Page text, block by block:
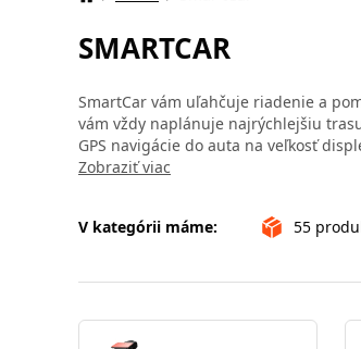
nachádzate:
SMARTCAR
SmartCar vám uľahčuje riadenie a
vám vždy naplánuje najrýchlejšiu
GPS navigácie do auta na veľkosť
Zobraziť viac
V kategórii máme: 55